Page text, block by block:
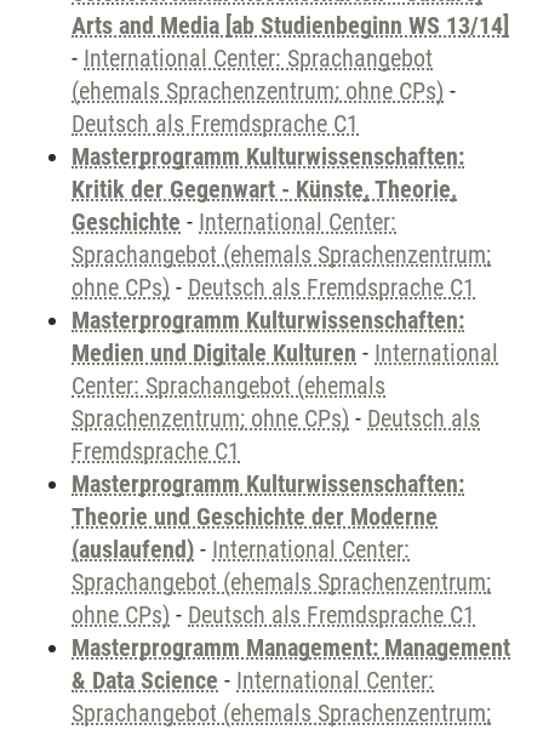
Arts and Media [ab Studienbeginn WS 13/14]
- International Center: Sprachangebot
(ehemals Sprachenzentrum; ohne CPs) -
Deutsch als Fremdsprache C1
Masterprogramm Kulturwissenschaften:
Kritik der Gegenwart - Künste, Theorie,
Geschichte - International Center:
Sprachangebot (ehemals Sprachenzentrum;
ohne CPs) - Deutsch als Fremdsprache C1
Masterprogramm Kulturwissenschaften:
Medien und Digitale Kulturen - International
Center: Sprachangebot (ehemals
Sprachenzentrum; ohne CPs) - Deutsch als
Fremdsprache C1
Masterprogramm Kulturwissenschaften:
Theorie und Geschichte der Moderne
(auslaufend) - International Center:
Sprachangebot (ehemals Sprachenzentrum;
ohne CPs) - Deutsch als Fremdsprache C1
Masterprogramm Management: Management
& Data Science - International Center:
Sprachangebot (ehemals Sprachenzentrum;